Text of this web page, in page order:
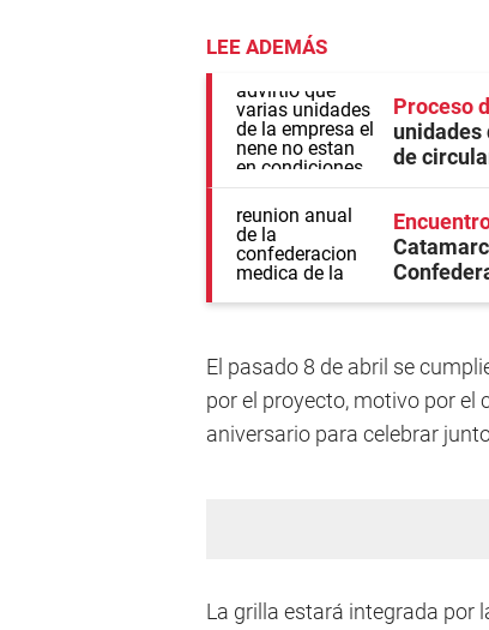
LEE ADEMÁS
Proceso
unidades
de
El pasado 8 de abril se
por el proyecto, motivo por el
aniversario para celebrar
La grilla estará integrada por